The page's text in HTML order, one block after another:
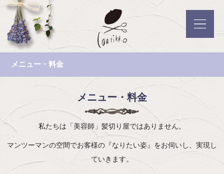
メニュー・料金
メニュー・料金
私たちは「美容師」髪切り屋ではありません。
マンツーマンの空間でお客様の『なりたい姿』をお伺いし、実現し
ていきます。